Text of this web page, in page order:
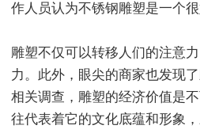
作人员认为不锈钢雕塑是一个很
雕塑不仅可以转移人们的注意
力。此外，眼尖的商家也发现
相关调查，雕塑的经济价值是
往代表着它的文化底蕴和形象